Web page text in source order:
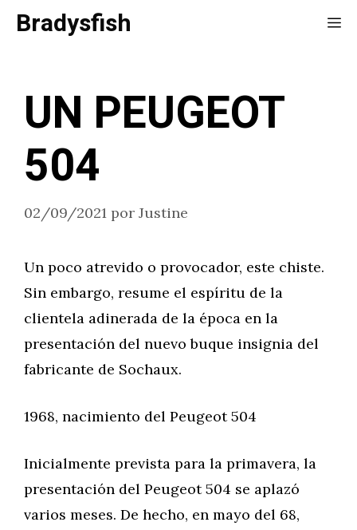
SaltarBradysfish
UN PEUGEOT
504
02/09/2021 por Justine
Un poco atrevido o provocador, este chiste.
Sin embargo, resume el espíritu de la
clientela adinerada de la época en la
presentación del nuevo buque insignia del
fabricante de Sochaux.
1968, nacimiento del Peugeot 504
Inicialmente prevista para la primavera, la
presentación del Peugeot 504 se aplazó
varios meses. De hecho, en mayo del 68,